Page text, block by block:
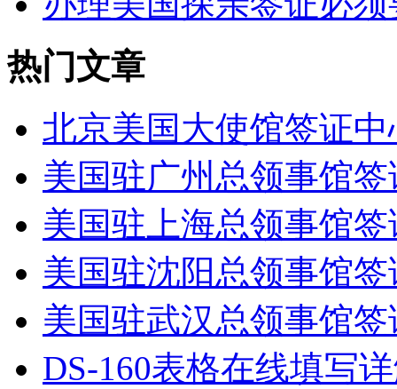
热门文章
北京美国大使馆签证中
美国驻广州总领事馆
美国驻上海总领事馆
美国驻沈阳总领事馆
美国驻武汉总领事馆
DS-160表格在线填写